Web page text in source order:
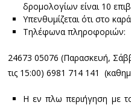
δρομολογίων είναι 10
Υπενθυμίζεται ότι στο
Τηλέφωνα πληροφοριών:
24673 05076 (Παρασκευή,
τις 15:00) 6981 714 141
Η εν πλω περιήγηση με